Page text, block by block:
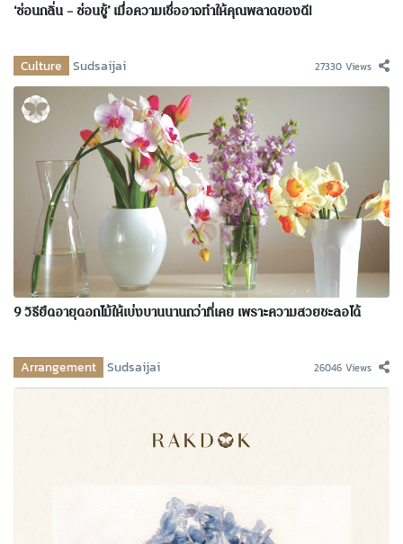
‘ซ่อนกลิ่น – ซ่อนชู้’ เมื่อความเชื่ออาจทำให้คุณพลาดของดี!
Culture Sudsaijai 27330 Views
9 วิธียืดอายุดอกไม้ให้เบ่งบานนานกว่าที่เคย เพราะความสวยชะลอได้
Arrangement Sudsaijai 26046 Views